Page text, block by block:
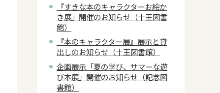
『すきな本のキャラクターお絵か
き展』開催のお知らせ（十王図書
館）
『本のキャラクター展』展示と貸
出しのお知らせ（十王図書館）
企画展示「夏の学び、サマーな遊
び本展」開催のお知らせ（記念図
書館）